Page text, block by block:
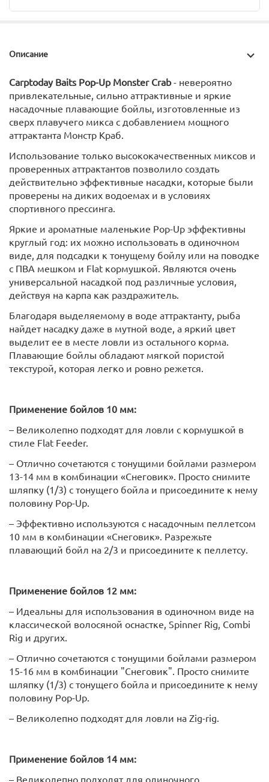
Описание
Carptoday Baits Pop-Up Monster Crab- невероятно
привлекательные, сильно аттрактивные и яркие
насадочные плавающие бойлы, изготовленные из
сверх плавучего микса с добавлением мощного
аттрактанта Монстр Краб.
Использование только высококачественных миксов и
проверенных аттрактантов позволило создать
действительно эффективные насадки, которые были
проверены на диких водоемах и в условиях
спортивного прессинга.
Яркие и ароматные маленькие Pop-Up эффективны
круглый год: их можно использовать в одиночном
виде, для подсадки к тонущему бойлу или на поводке
с ПВА мешком и Flat кормушкой. Являются очень
универсальной насадкой под различные условия,
действуя на карпа как раздражитель.
Благодаря выделяемому в воде аттрактанту, рыба
найдет насадку даже в мутной воде, а яркий цвет
выделит ее в месте ловли из остального корма.
Плавающие бойлы обладают мягкой пористой
текстурой, которая легко и ровно режется.
Применение бойлов 10 мм:
– Великолепно подходят для ловли с кормушкой в
стиле Flat Feeder.
– Отлично сочетаются с тонущими бойлами размером
13-14 мм в комбинации «Снеговик». Просто снимите
шляпку (1/3) с тонущего бойла и присоедините к нему
половину Pop-Up.
– Эффективно используются с насадочным пеллетсом
10 мм в комбинации «Снеговик». Разрежьте
плавающий бойл на 2/3 и присоедините к пеллетсу.
Применение бойлов 12 мм:
– Идеальны для использования в одиночном виде на
классической волосяной оснастке, Spinner Rig, Combi
Rig и других.
– Отлично сочетаются с тонущими бойлами размером
15-16 мм в комбинации "Снеговик". Просто снимите
шляпку (1/3) с тонущего бойла и присоедините к нему
половину Pop-Up.
– Великолепно подходят для ловли на Zig-rig.
Применение бойлов 14 мм:
– Великолепно подходят для одиночного